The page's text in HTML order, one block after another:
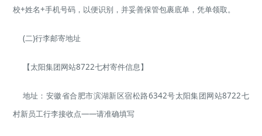
校+姓名+手机号码，以便识别，并妥善保管包裹底单，凭单领取。
(二)行李邮寄地址
【太阳集团网站8722七村寄件信息】
地址：安徽省合肥市滨湖新区宿松路6342号太阳集团网站8722七
村新员工行李接收点——请准确填写